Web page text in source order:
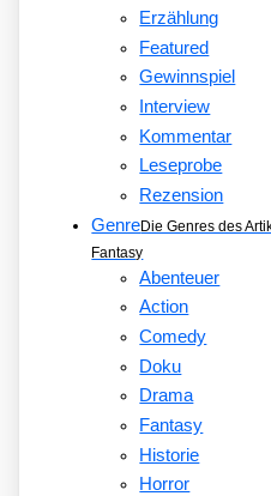
Erzählung
Featured
Gewinnspiel
Interview
Kommentar
Leseprobe
Rezension
GenreDie Genres des
Fantasy
Abenteuer
Action
Comedy
Doku
Drama
Fantasy
Historie
Horror